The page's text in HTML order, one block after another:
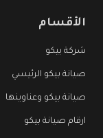
الأقسام
شركة بيكو
صيانة بيكو الرئيسي
صيانة بيكو وعناوينها
ارقام صيانة بيكو